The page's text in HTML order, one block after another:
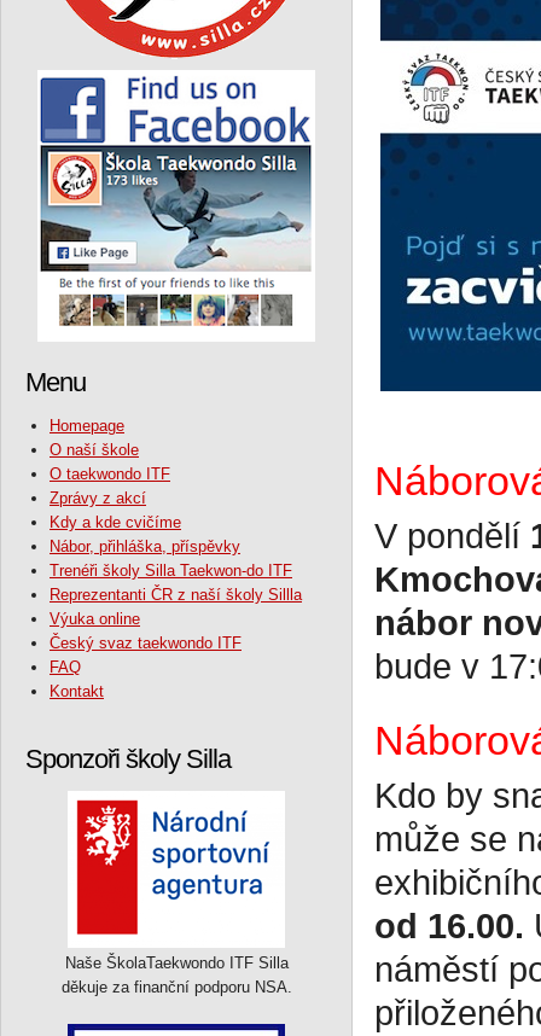
Menu
Homepage
O naší škole
O taekwondo ITF
Zprávy z akcí
Kdy a kde cvičíme
Nábor, přihláška, příspěvky
Trenéři školy Silla Taekwon-do ITF
Reprezentanti ČR z naší školy Sillla
Výuka online
Český svaz taekwondo ITF
FAQ
Kontakt
Sponzoři školy Silla
Naše ŠkolaTaekwondo ITF Silla
děkuje za finanční podporu NSA.
V pondělí
nábor
bude v
Kdo by
může se
od 16.00.
náměstí